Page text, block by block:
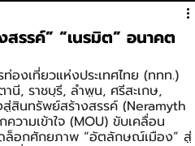
รรค์” “เนรมิต” อนาคต
องเที่ยวแห่งประเทศไทย (ททท.)
นี, ราชบุรี, ลำพูน, ศรีสะเกษ,
สู่สินทรัพย์สร้างสรรค์ (Neramyth
ามเข้าใจ (MOU) ขับเคลื่อน
ล็อกศักยภาพ “อัตลักษณ์เมือง” สู่